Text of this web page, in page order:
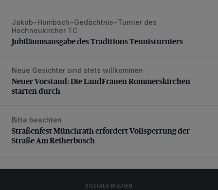
Jubiläumsausgabe des Traditions-Tennisturniers
Jakob-Hombach-Gedächtnis-Turnier des
Hochneukircher TC
Jubiläumsausgabe des Traditions-Tennisturniers
Neuer Vorstand: Die LandFrauen Rommerskirchen starten
Neue Gesichter sind stets willkommen
Neuer Vorstand: Die LandFrauen Rommerskirchen
starten durch
Straßenfest Münchrath erfordert Vollsperrung der Straße
Bitte beachten
Straßenfest Münchrath erfordert Vollsperrung der
Straße Am Reiherbusch
SOZIALE MEDIEN